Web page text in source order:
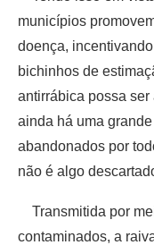
municípios
doença,
bichinhos de
antirrábica possa
ainda há uma
abandonados por
não é algo
Transmitida por
contaminados, a